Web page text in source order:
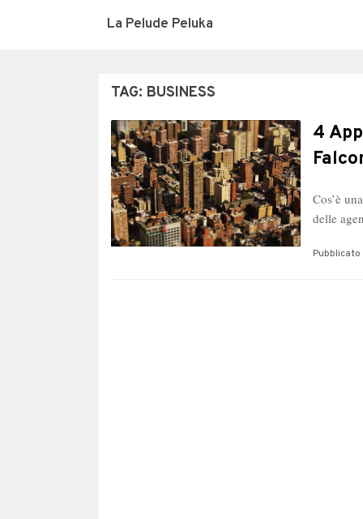
La Pelude Peluka
TAG: BUSINESS
4
Cos’è
delle
Pubblicato